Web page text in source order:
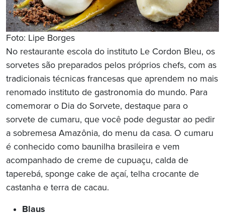
Foto: Lipe Borges
No restaurante escola do instituto Le Cordon Bleu, os
sorvetes são preparados pelos próprios chefs, com as
tradicionais técnicas francesas que aprendem no mais
renomado instituto de gastronomia do mundo. Para
comemorar o Dia do Sorvete, destaque para o
sorvete de cumaru, que você pode degustar ao pedir
a sobremesa Amazônia, do menu da casa. O cumaru
é conhecido como baunilha brasileira e vem
acompanhado de creme de cupuaçu, calda de
taperebá, sponge cake de açaí, telha crocante de
castanha e terra de cacau.
Blaus